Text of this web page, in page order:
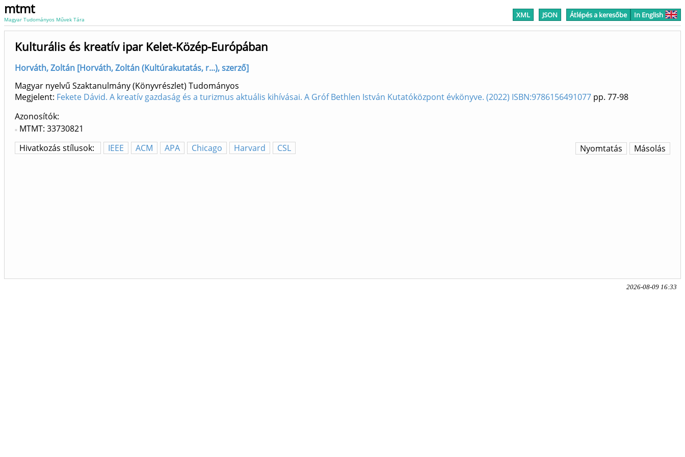
mtmt
Magyar Tudományos Művek Tára XML JSON Átlépés a keresőbe In English
Kulturális és kreatív ipar Kelet-Közép-Európában
Horváth, Zoltán [Horváth, Zoltán (Kultúrakutatás, r...), szerző]
Magyar nyelvű Szaktanulmány (Könyvrészlet) Tudományos
Megjelent: Fekete Dávid. A kreatív gazdaság és a turizmus aktuális kihívásai. A Gróf Bethlen István Kutatóközpont évkönyve. (2022) ISBN:9786156491077 pp. 77-98
Azonosítók
MTMT: 33730821
Hivatkozás stílusok:
IEEE ACM APA Chicago Harvard CSL Másolás
Nyomtatás
2026-08-09 16:33